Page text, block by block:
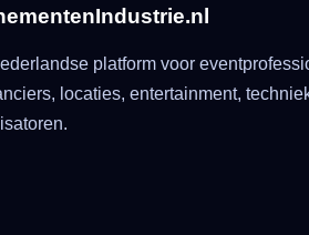
platform voor
locaties, entertainment,